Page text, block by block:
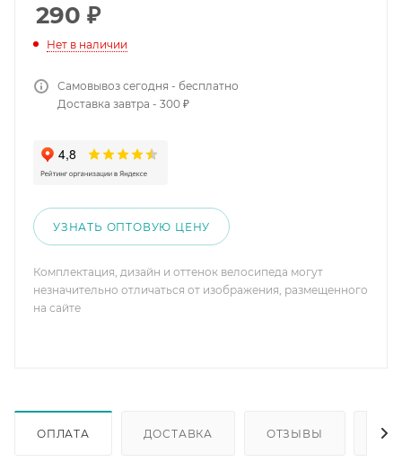
290 ₽
Нет в наличии
Самовывоз сегодня - бесплатно
Доставка завтра - 300 ₽
УЗНАТЬ ОПТОВУЮ ЦЕНУ
Комплектация, дизайн и оттенок велосипеда могут
незначительно отличаться от изображения, размещенного
на сайте
ОПЛАТА ДОСТАВКА ОТЗЫВЫ